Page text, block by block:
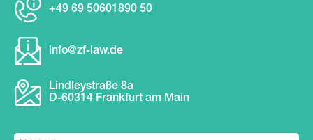
+49 69 50601890 50
info@zf-law.de
Lindleystraße 8a
D-60314 Frankfurt am Main